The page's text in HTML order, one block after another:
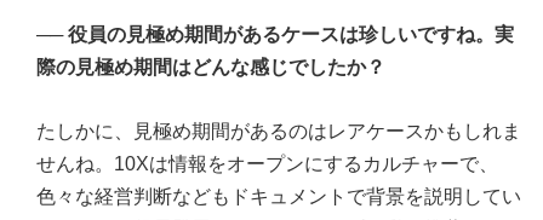
──役員の見極め期間があるケースは珍しいですね。実
際の見極め期間はどんな感じでしたか？
たしかに、見極め期間があるのはレアケースかもしれま
せんね。10Xは情報をオープンにするカルチャーで、
色々な経営判断などもドキュメントで背景を説明してい